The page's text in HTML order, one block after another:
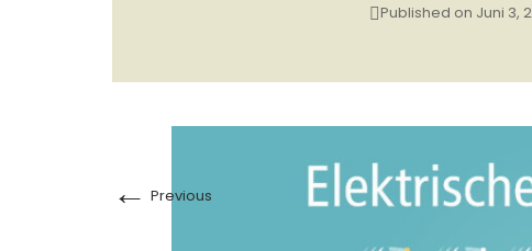
Published on Juni 3,
← Previous